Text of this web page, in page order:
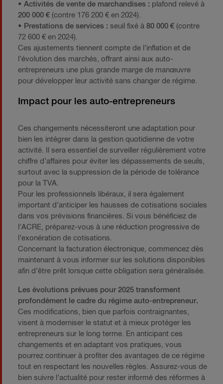
• Activités de vente de marchandises : plafond relevé à
200 000 € (contre 176 200 € en 2024).
• Prestations de services : seuil fixé à 80 000 € (contre
72 600 € en 2024).
Ces ajustements tiennent compte de l’inflation et de
l’évolution des marchés, offrant ainsi aux auto-
entrepreneurs une plus grande marge de manœuvre
pour développer leur activité sans changer de régime.
Impact pour les auto-entrepreneurs
Ces changements nécessiteront une adaptation pour
bien les intégrer dans la gestion quotidienne de votre
activité. Il sera essentiel de surveiller régulièrement votre
chiffre d’affaires pour éviter les dépassements de seuils,
surtout avec la suppression de la période de tolérance
pour la TVA.
Pour les professionnels libéraux, il sera également
important d’anticiper les hausses de cotisations sociales
dans vos prévisions financières. Si vous bénéficiez de
l’ACRE, préparez-vous à une réduction progressive de
l’exonération de cotisations.
Concernant la facturation électronique, commencez dès
maintenant à vous informer sur les solutions disponibles
afin d’être prêt lorsque cette obligation sera généralisée.
Les évolutions prévues pour 2025 transforment
profondément le cadre du régime auto-entrepreneur.
Ces modifications, bien que parfois contraignantes,
visent à moderniser le statut et à mieux protéger les
entrepreneurs sur le long terme. En anticipant ces
changements et en adaptant vos pratiques, vous
pourrez continuer à profiter des avantages de ce régime
tout en respectant les nouvelles règles. Assurez-vous de
bien suivre l’actualité pour rester informé des réformes à